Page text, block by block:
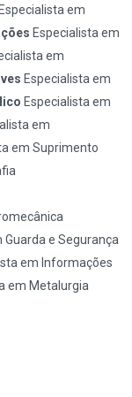
Especialista em
Especialista em
em
Especialista em
Especialista em
em
em Suprimento
Guarda e Segurança
em Informações
em Metalurgia